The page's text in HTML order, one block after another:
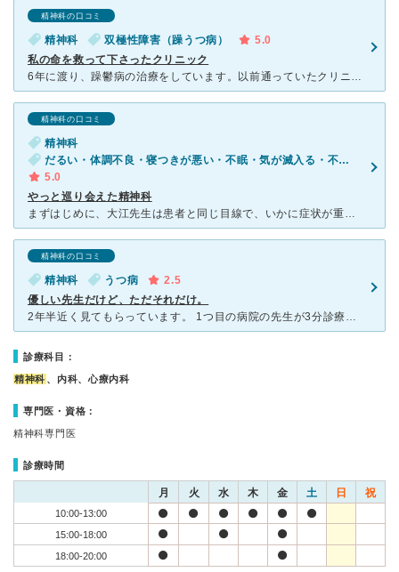
精神科の口コミ
精神科 双極性障害（躁うつ病）
5.0
私の命を救って下さったクリニック
6年に渡り、躁鬱病の治療をしています。以前通っていたクリニックでは単なる鬱病との診断でしたが、なかなか症状が安定しなかったため、評判の良いこちらにお世話になることに。大江先生の的確な診断により本当の病
精神科の口コミ
精神科
だるい・体調不良・寝つきが悪い・不眠・気が滅入る・不安・気分が異常に高揚している
5.0
やっと巡り会えた精神科
まずはじめに、大江先生は患者と同じ目線で、いかに症状が重く辛いのかを訴えても嫌な顔一つせず本当に心配して下さっているのかが手に取るように分かる優しい先生です。 慶應医学部ご出身という経歴をお持ちなが
精神科の口コミ
精神科 うつ病
2.5
優しい先生だけど、ただそれだけ。
2年半近く見てもらっています。 1つ目の病院の先生が3分診療だったので、口コミを見てこちらに通うことにしました。 抗うつ薬を一種類処方していただいており、最初は効き目があって仕事に復帰したのですが
診療科目：
精神科 、内科、心療内科
専門医・資格：
精神科専門医
診療時間
月 火 水 木 金 土 日 祝
10:00-13:00
15:00-18:00
18:00-20:00